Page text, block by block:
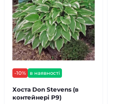
-10% в наявності
Хоста Don Stevens (в
контейнері Р9)